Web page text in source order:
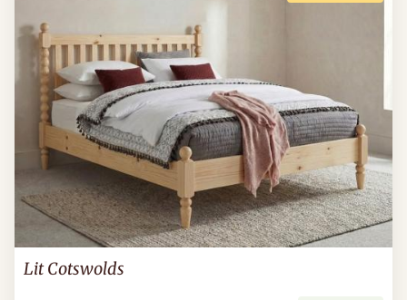
Lit Cotswolds